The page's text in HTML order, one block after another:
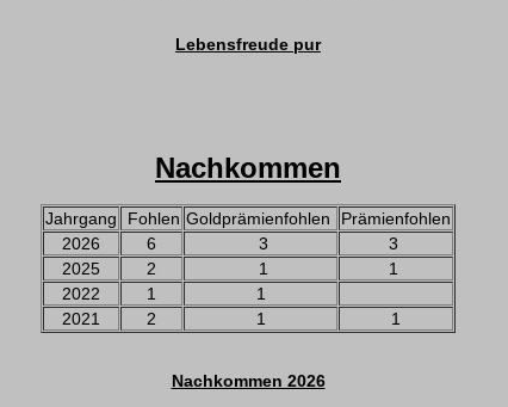
Lebensfreude pur
Nachkommen
Jahrgang Fohlen Goldprämienfohlen
Prämienfohlen
2026
6 3
3
2025
2 1
1
2022
1
1
2021
2 1 1
Nachkommen 2026